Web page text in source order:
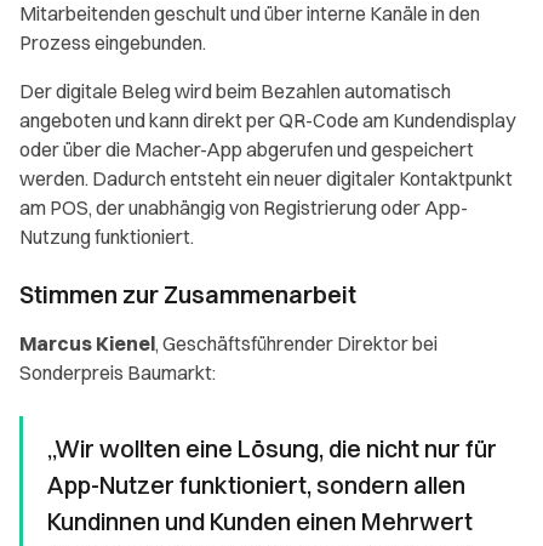
Mitarbeitenden geschult und über interne Kanäle in den
Prozess eingebunden.
Der digitale Beleg wird beim Bezahlen automatisch
angeboten und kann direkt per QR-Code am Kundendisplay
oder über die Macher-App abgerufen und gespeichert
werden. Dadurch entsteht ein neuer digitaler Kontaktpunkt
am POS, der unabhängig von Registrierung oder App-
Nutzung funktioniert.
Stimmen zur Zusammenarbeit
Marcus Kienel, Geschäftsführender Direktor bei
Sonderpreis Baumarkt:
„Wir wollten eine Lösung, die nicht nur für
App-Nutzer funktioniert, sondern allen
Kundinnen und Kunden einen Mehrwert